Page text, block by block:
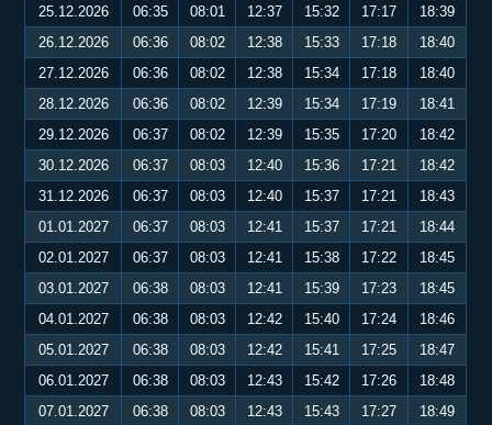
25.12.2026
06:35 08:01 12:37 15:32 17:17
18:39
26.12.2026
06:36 08:02 12:38 15:33 17:18
18:40
27.12.2026
06:36 08:02 12:38 15:34 17:18
18:40
28.12.2026
06:36 08:02 12:39 15:34 17:19
18:41
29.12.2026
06:37 08:02 12:39 15:35 17:20
18:42
30.12.2026
06:37 08:03 12:40 15:36 17:21
18:42
31.12.2026
06:37 08:03 12:40 15:37 17:21
18:43
01.01.2027
06:37 08:03 12:41 15:37 17:21
18:44
02.01.2027
06:37 08:03 12:41 15:38 17:22
18:45
03.01.2027
06:38 08:03 12:41 15:39 17:23
18:45
04.01.2027
06:38 08:03 12:42 15:40 17:24
18:46
05.01.2027
06:38 08:03 12:42 15:41 17:25
18:47
06.01.2027
06:38 08:03 12:43 15:42 17:26
18:48
07.01.2027
06:38 08:03 12:43 15:43 17:27
18:49